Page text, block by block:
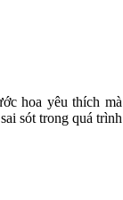
hoa yêu thích mà
sót trong quá trình